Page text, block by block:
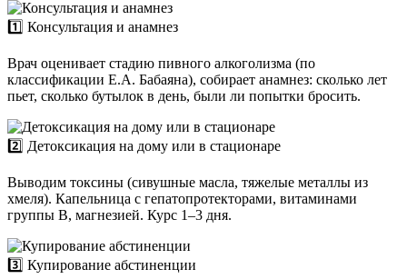
1️⃣ Консультация и анамнез
Врач оценивает стадию пивного алкоголизма (по
классификации Е.А. Бабаяна), собирает анамнез: сколько лет
пьет, сколько бутылок в день, были ли попытки бросить.
2️⃣ Детоксикация на дому или в стационаре
Выводим токсины (сивушные масла, тяжелые металлы из
хмеля). Капельница с гепатопротекторами, витаминами
группы B, магнезией. Курс 1–3 дня.
3️⃣ Купирование абстиненции